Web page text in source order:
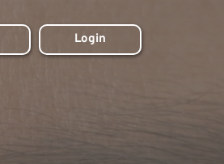
Login